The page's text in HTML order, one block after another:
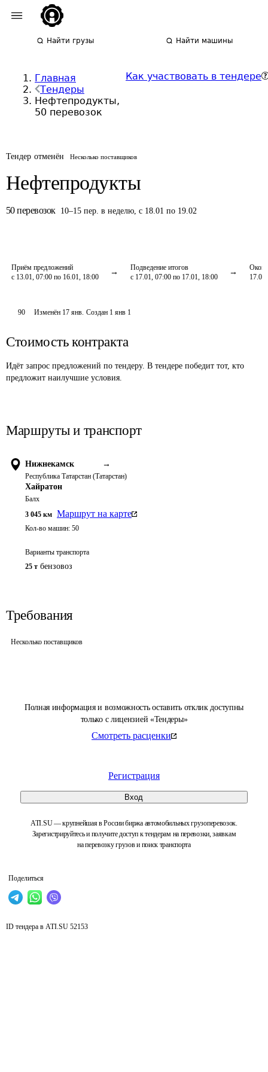
Найти грузы Найти машины
Главная
Тендеры
Нефтепродукты,
50 перевозок
Как участвовать в тендере
Тендер отменён Несколько поставщиков
Нефтепродукты
50 перевозок 10–15 пер. в неделю, с 18.01 по 19.02
Приём предложений
с 13.01, 07:00 по 16.01, 18:00
Подведение итогов
с 17.01, 07:00 по 17.01, 18:00
Полная информация и возможность оставить отклик доступны
только с лицензией «Тендеры»
Смотреть расценки
Регистрация
Вход
ATI.SU — крупнейшая в России биржа автомобильных грузоперевозок.
Зарегистрируйтесь и получите доступ к тендерам на перевозки, заявкам
на перевозку грузов и поиск транспорта
Поделиться
90 Изменён 17 янв. Создан 1 янв 1
Стоимость контракта
Идёт запрос предложений по тендеру. В тендере победит тот, кто
предложит наилучшие условия.
Маршруты и транспорт
Нижнекамск →
Республика Татарстан (Татарстан)
Хайратон
Балх
3 045 км Маршрут на карте
Кол-во машин: 50
Варианты транспорта
25 т бензовоз
Требования
Несколько поставщиков
ID тендера в ATI.SU 52153